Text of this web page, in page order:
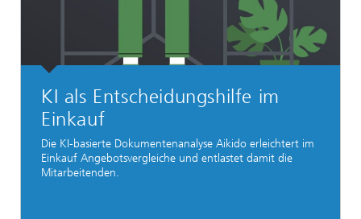
KI als Entscheidungshilfe im
Einkauf
Die KI-basierte Dokumentenanalyse Aikido erleichtert im
Einkauf Angebotsvergleiche und entlastet damit die
Mitarbeitenden.